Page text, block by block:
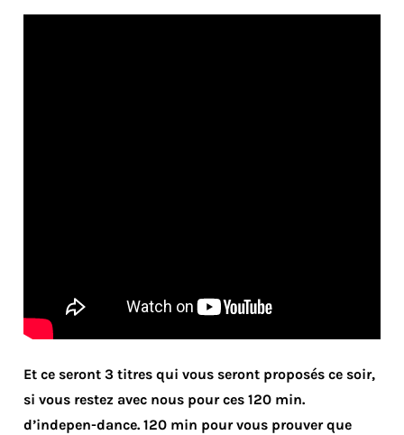
Et ce seront 3 titres qui vous seront proposés ce soir,
si vous restez avec nous pour ces 120 min.
d’indepen-dance. 120 min pour vous prouver que